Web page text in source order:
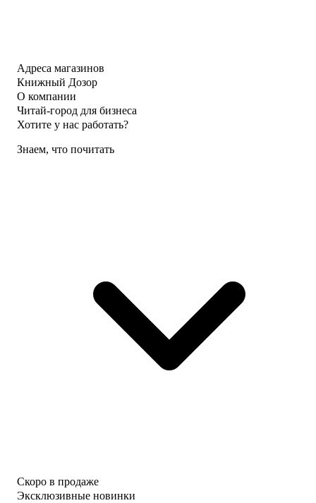
Адреса магазинов
Книжный Дозор
О компании
Читай-город для бизнеса
Хотите у нас работать?
Знаем, что почитать
Скоро в продаже
Эксклюзивные новинки